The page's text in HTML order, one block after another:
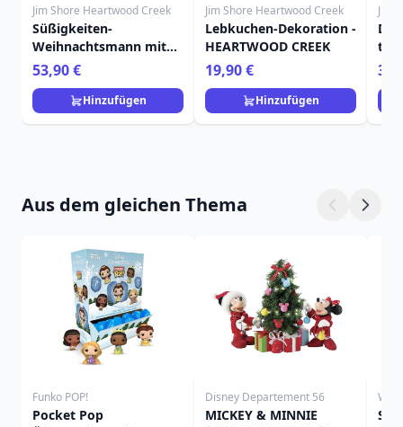
Jim Shore Heartwood Creek
Süßigkeiten-
Weihnachtsmann mit
Macaron - Heartwood
Creek
53,90 €
Hinzufügen
Jim Shore Heartwood Creek
Lebkuchen-Dekoration -
HEARTWOOD CREEK
19,90 €
Hinzufügen
Jim
-
Aus dem gleichen Thema
Funko POP!
Pocket Pop
Disney Departement 56
MICKEY & MINNIE